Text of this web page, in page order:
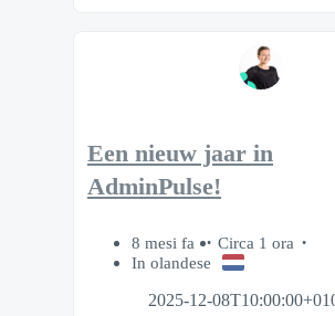
Een nieuw jaar in
AdminPulse!
8 mesi fa
Circa 1 ora
In olandese
2025-12-